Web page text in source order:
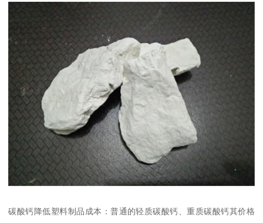
碳酸钙降低塑料制品成本：普通的轻质碳酸钙、重质碳酸钙其价格